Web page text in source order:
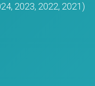
2023, 2022, 2021)